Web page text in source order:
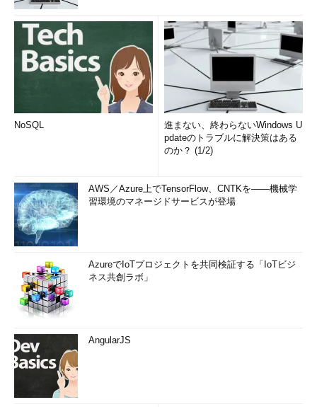
NoSQL
進まない、終わらないWindows U
pdateのトラブルに解決策はある
のか？ (1/2)
AWS／Azure上でTensorFlow、CNTKを――機械学
習環境のマネージドサービスが登場
AzureでIoTプロジェクトを共同検証する「IoTビジ
ネス共創ラボ」
AngularJS